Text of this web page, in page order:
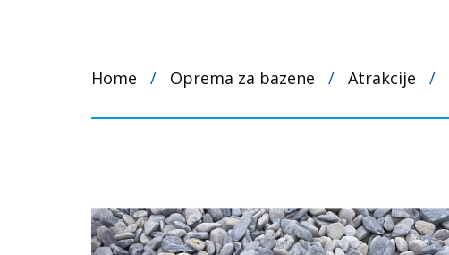
Home / Oprema za bazene / Atrakcije /